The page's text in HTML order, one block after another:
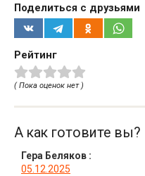
Поделиться с друзьями
Рейтинг
( Пока оценок нет )
А как готовите
Гера Беляков :
05.12.2025